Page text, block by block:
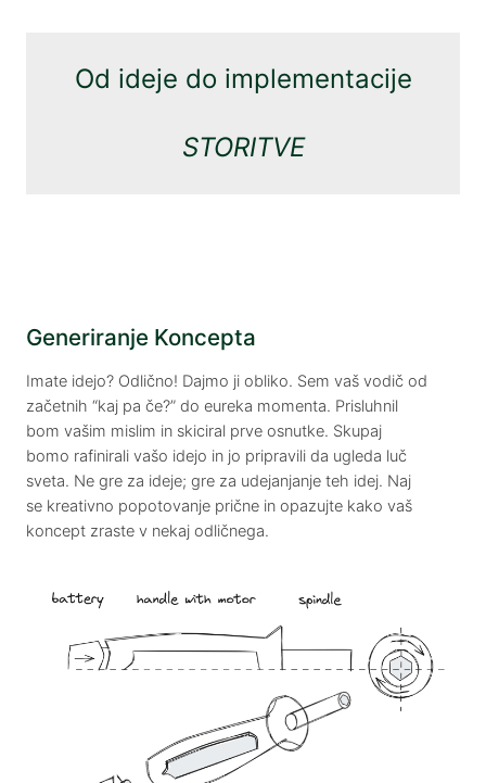
Od ideje do implementacije
STORITVE
Generiranje Koncepta
Imate idejo? Odlično! Dajmo ji obliko. Sem vaš vodič od
začetnih “kaj pa če?” do eureka momenta. Prisluhnil
bom vašim mislim in skiciral prve osnutke. Skupaj
bomo rafinirali vašo idejo in jo pripravili da ugleda luč
sveta. Ne gre za ideje; gre za udejanjanje teh idej. Naj
se kreativno popotovanje prične in opazujte kako vaš
koncept zraste v nekaj odličnega.